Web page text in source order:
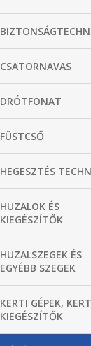
CSATORNAVAS
DRÓTFONAT
FÜSTCSŐ
HEGESZTÉS
HUZALOK ÉS
KIEGÉSZÍTŐK
HUZALSZEGEK ÉS
EGYÉBB SZEGEK
KERTI GÉPEK,
KIEGÉSZÍTŐK